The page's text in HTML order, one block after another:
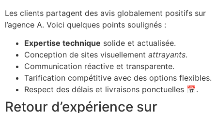
Les clients partagent des avis globalement positifs sur
l’agence A. Voici quelques points soulignés :
Expertise technique solide et actualisée.
Conception de sites visuellement attrayants.
Communication réactive et transparente.
Tarification compétitive avec des options flexibles.
Respect des délais et livraisons ponctuelles 📅.
Retour d’expérience sur